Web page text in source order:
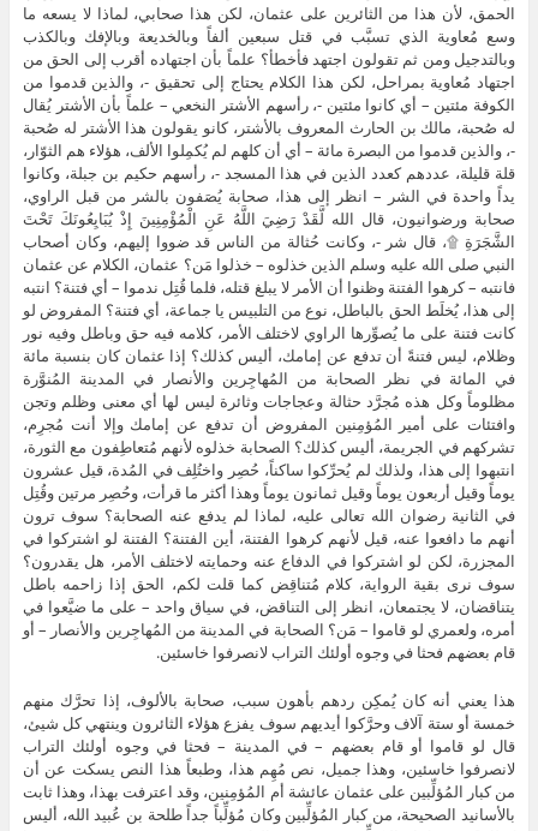
الحمق، لأن هذا من الثائرين على عثمان، لكن هذا صحابي، لماذا لا يسعه ما
وسع مُعاوية الذي تسبَّب في قتل سبعين ألفاً وبالخديعة وبالإفك وبالكذب
وبالتدجيل ومن ثم تقولون اجتهد فأخطأ؟ علماً بأن اجتهاده أقرب إلى الحق من
اجتهاد مُعاوية بمراحل، لكن هذا الكلام يحتاج إلى تحقيق -، والذين قدموا من
الكوفة مئتين – أي كانوا مئتين -، رأسهم الأشتر النخعي – علماً بأن الأشتر يُقال
له صُحبة، مالك بن الحارث المعروف بالأشتر، كانو يقولون هذا الأشتر له صُحبة
-، والذين قدموا من البصرة مائة – أي أن كلهم لم يُكمِلوا الألف، هؤلاء هم الثوّار،
قلة قليلة، عددهم كعدد الذين في هذا المسجد -، رأسهم حكيم بن جبلة، وكانوا
يداً واحدة في الشر – انظر إلى هذا، صحابة يُصَفون بالشر من قبل الراوي،
صحابة ورضوانيون، قال الله لَّقَدْ رَضِيَ اللَّهُ عَنِ الْمُؤْمِنِينَ إِذْ يُبَايِعُونَكَ تَحْتَ
الشَّجَرَةِ ۩، قال شر -، وكانت حُثالة من الناس قد ضووا إليهم، وكان أصحاب
النبي صلى الله عليه وسلم الذين خذلوه – خذلوا مَن؟ عثمان، الكلام عن عثمان
فانتبه – كرهوا الفتنة وظنوا أن الأمر لا يبلغ قتله، فلما قُتِل ندموا – أي فتنة؟ انتبه
إلى هذا، يُخلَط الحق بالباطل، نوع من التلبيس يا جماعة، أي فتنة؟ المفروض لو
كانت فتنة على ما يُصوِّرها الراوي لاختلف الأمر، كلامه فيه حق وباطل وفيه نور
وظلام، ليس فتنةً أن تدفع عن إمامك، أليس كذلك؟ إذا عثمان كان بنسبة مائة
في المائة في نظر الصحابة من المُهاجِرين والأنصار في المدينة المُنوَّرة
مظلوماً وكل هذه مُجرَّد حثالة وعجاجات وثائرة ليس لها أي معنى وظلم وتجن
وافتئات على أمير المُؤمِنين المفروض أن تدفع عن إمامك وإلا أنت مُجرِم،
تشركهم في الجريمة، أليس كذلك؟ الصحابة خذلوه لأنهم مُتعاطِفون مع الثورة،
انتبهوا إلى هذا، ولذلك لم يُحرِّكوا ساكناً، حُصِر واختُلِف في المُدة، قيل عشرون
يوماً وقيل أربعون يوماً وقيل ثمانون يوماً وهذا أكثر ما قرأت، وحُصِر مرتين وقُتِل
في الثانية رضوان الله تعالى عليه، لماذا لم يدفع عنه الصحابة؟ سوف ترون
أنهم ما دافعوا عنه، قيل لأنهم كرهوا الفتنة، أين الفتنة؟ الفتنة لو اشتركوا في
المجزرة، لكن لو اشتركوا في الدفاع عنه وحمايته لاختلف الأمر، هل يقدرون؟
سوف نرى بقية الرواية، كلام مُتناقِض كما قلت لكم، الحق إذا زاحمه باطل
يتناقضان، لا يجتمعان، انظر إلى التناقض، في سياق واحد – على ما ضيَّعوا في
أمره، ولعمري لو قاموا – مَن؟ الصحابة في المدينة من المُهاجِرين والأنصار – أو
قام بعضهم فحثا في وجوه أولئك التراب لانصرفوا خاسئين.
هذا يعني أنه كان يُمكِن ردهم بأهون سبب، صحابة بالألوف، إذا تحرَّك منهم
خمسة أو ستة آلاف وحرَّكوا أيديهم سوف يفزع هؤلاء الثائرون وينتهي كل شيئ،
قال لو قاموا أو قام بعضهم – في المدينة – فحثا في وجوه أولئك التراب
لانصرفوا خاسئين، وهذا جميل، نص مُهِم هذا، وطبعاً هذا النص يسكت عن أن
من كبار المُؤلِّبين على عثمان عائشة أم المُؤمِنين، وقد اعترفت بهذا، وهذا ثابت
بالأسانيد الصحيحة، من كبار المُؤلِّبين وكان مُؤلِّباً جداً طلحة بن عُبيد الله، أليس